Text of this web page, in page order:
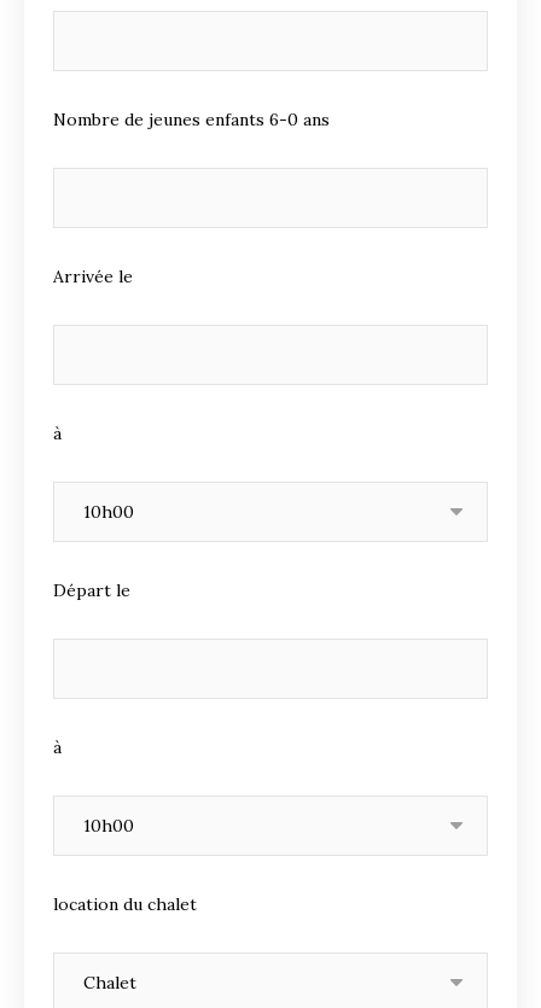
Nombre de jeunes enfants 6-0 ans
Arrivée le
à
Départ le
à
location du chalet